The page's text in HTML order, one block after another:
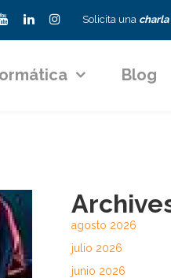
Solicita una
Blog
agosto 2026
julio 2026
junio 2026